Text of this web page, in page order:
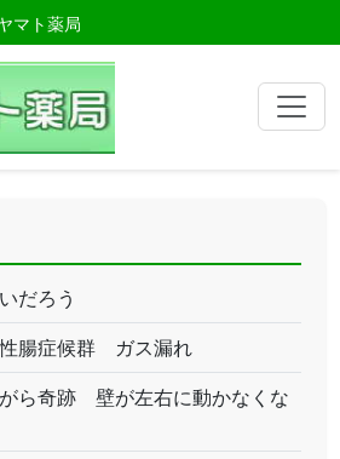
マト薬局
だろう
腸症候群 ガス漏れ
ら奇跡 壁が左右に動かなくな